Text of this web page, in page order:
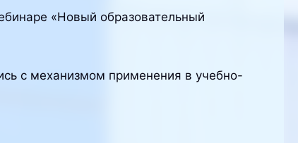
«Новый образовательный
с механизмом применения в учебно-